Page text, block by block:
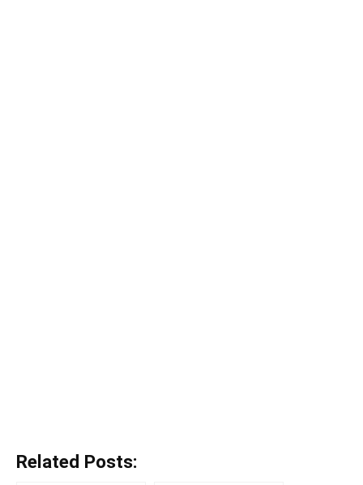
Related Posts: